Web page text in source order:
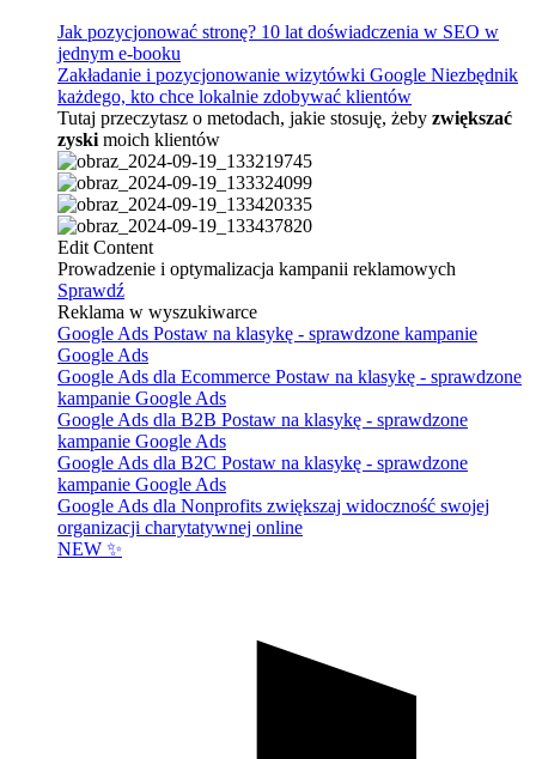
Jak pozycjonować stronę? 10 lat doświadczenia w SEO w
jednym e-booku
Zakładanie i pozycjonowanie wizytówki Google Niezbędnik
każdego, kto chce lokalnie zdobywać klientów
Tutaj przeczytasz o metodach, jakie stosuję, żeby zwiększać
zyski moich klientów
Edit Content
Prowadzenie i optymalizacja kampanii reklamowych
Sprawdź
Reklama w wyszukiwarce
Google Ads Postaw na klasykę - sprawdzone kampanie
Google Ads
Google Ads dla Ecommerce Postaw na klasykę - sprawdzone
kampanie Google Ads
Google Ads dla B2B Postaw na klasykę - sprawdzone
kampanie Google Ads
Google Ads dla B2C Postaw na klasykę - sprawdzone
kampanie Google Ads
Google Ads dla Nonprofits zwiększaj widoczność swojej
organizacji charytatywnej online
NEW ✨